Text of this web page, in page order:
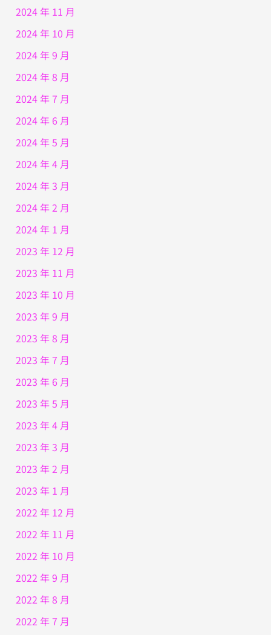
2024 年 11 月
2024 年 10 月
2024 年 9 月
2024 年 8 月
2024 年 7 月
2024 年 6 月
2024 年 5 月
2024 年 4 月
2024 年 3 月
2024 年 2 月
2024 年 1 月
2023 年 12 月
2023 年 11 月
2023 年 10 月
2023 年 9 月
2023 年 8 月
2023 年 7 月
2023 年 6 月
2023 年 5 月
2023 年 4 月
2023 年 3 月
2023 年 2 月
2023 年 1 月
2022 年 12 月
2022 年 11 月
2022 年 10 月
2022 年 9 月
2022 年 8 月
2022 年 7 月